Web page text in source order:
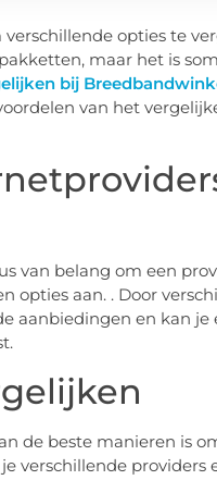
opties te
maar het is
bij
van het
van belang om een
opties aan. . Door
aanbiedingen en kan je
de beste manieren is
verschillende providers